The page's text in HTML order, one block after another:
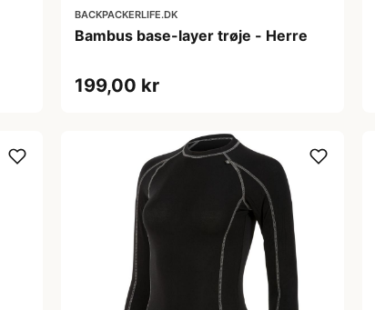
BACKPACKERLIFE.DK
Bambus base-layer trøje - Herre
199,00 kr